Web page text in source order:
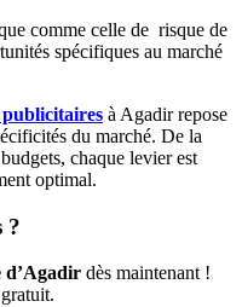
comme celle de risque de
spécifiques au marché
publicitaires à Agadir repose
du marché. De la
chaque levier est
optimal.
?
d’Agadir dès maintenant !